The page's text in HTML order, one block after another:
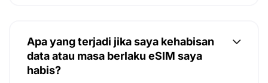
Apa yang terjadi jika saya kehabisan
data atau masa berlaku eSIM saya
habis?